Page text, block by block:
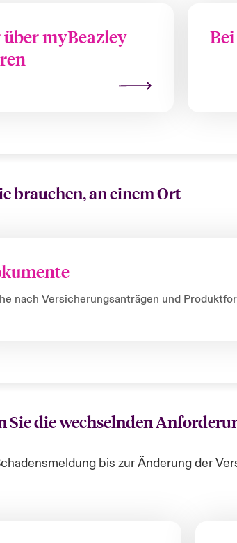
myBeazley
brauchen, an einem Ort
nach Versicherungsanträgen und
Sie die wechselnden
bis zur Änderung der